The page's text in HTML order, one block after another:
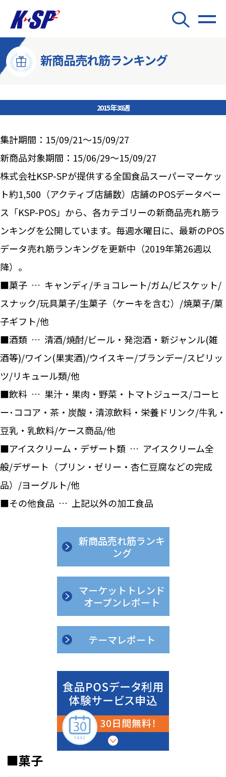
新商品売れ筋ランキング
2015年38週
集計期間：15/09/21～15/09/27
新商品対象期間：15/06/29～15/09/27
株式会社KSP-SPが提供する全国食品スーパーマーケッ
ト約1,500（アクティブ店舗数）店舗のPOSデータベー
ス「KSP-POS」から、各カテゴリーの新商品売れ筋ラ
ンキングを公開しています。毎週水曜日に、最新のPOS
データ売れ筋ランキングを更新中（2019年第26週以
降）。
■菓子 … キャンディ/チョコレート/ガム/ビスケット/
スナック/玩具菓子/生菓子（ケーキを含む）/焼菓子/菓
子ギフト/他
■酒類 … 清酒/焼酎/ビール・発泡酒・新ジャンル(雑
酒等)/ワイン(果実酒)/ウイスキー/ブランデー/スピリッ
ツ/リキュール類/他
■飲料 … 果汁・果肉・野菜・トマトジュース/コーヒ
ー･ココア・茶・炭酸・清涼飲料・栄養ドリンク/牛乳・
豆乳・乳飲料/ケース商品/他
■アイスクリーム・デザート類 … アイスクリーム全
般/デザート（プリン・ゼリー・杏仁豆腐などの完成
品）/ヨーグルト/他
■その他食品 … 上記以外の加工食品
新商品売れ筋ランキ
ング
マーケットトレンド
オープンレポート
テーマレポート
■菓子